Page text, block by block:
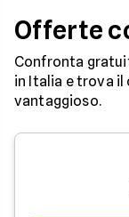
Offerte
Confronta
in Italia e trova
vantaggioso.